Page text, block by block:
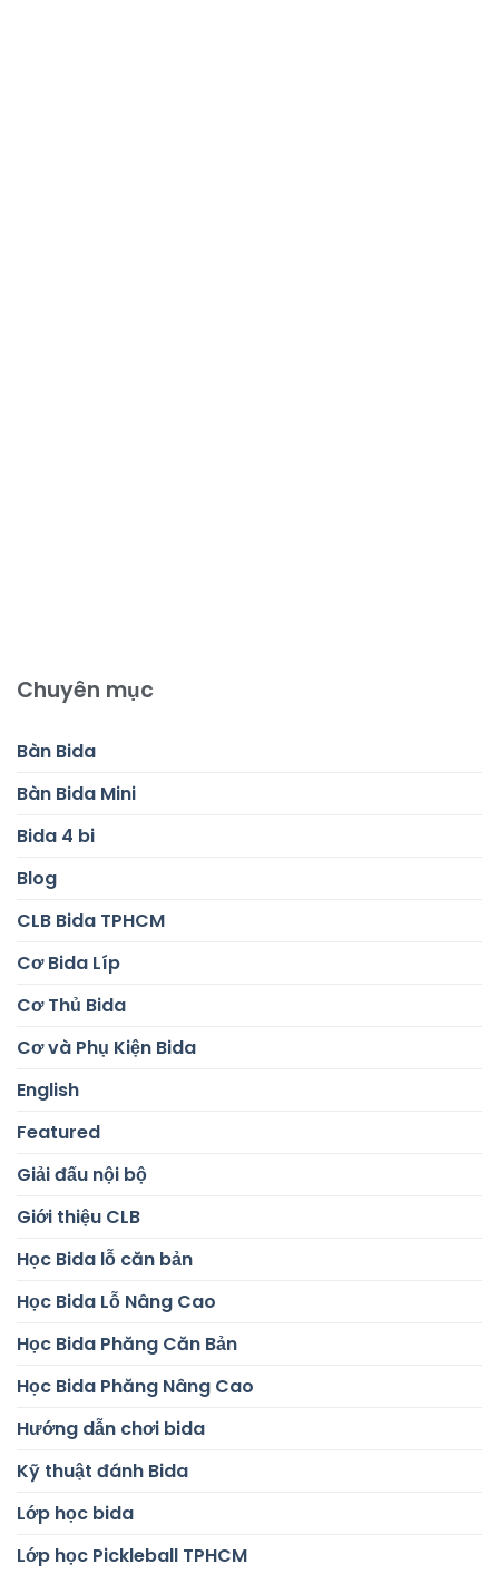
Chuyên mục
Bàn Bida
Bàn Bida Mini
Bida 4 bi
Blog
CLB Bida TPHCM
Cơ Bida Líp
Cơ Thủ Bida
Cơ và Phụ Kiện Bida
English
Featured
Giải đấu nội bộ
Giới thiệu CLB
Học Bida lỗ căn bản
Học Bida Lỗ Nâng Cao
Học Bida Phăng Căn Bản
Học Bida Phăng Nâng Cao
Hướng dẫn chơi bida
Kỹ thuật đánh Bida
Lớp học bida
Lớp học Pickleball TPHCM